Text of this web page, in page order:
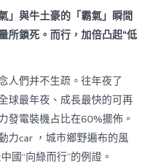
色
低
碳，
目
專
包
養
價
格
標
展
」與牛土豪的「霸氣」瞬間
所鎖死。而行，加倍凸起“低
人們并不生疏。往年夜了
球最年夜、成長最快的可再
發電裝機占比在60%擺佈。
力car ，城市鄉野遍布的風
國“向綠而行”的例證。